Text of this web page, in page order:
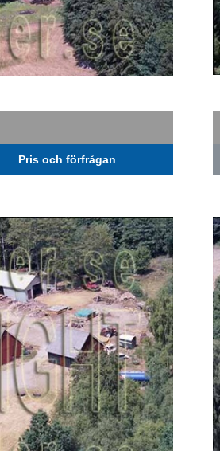
Pris och förfrågan